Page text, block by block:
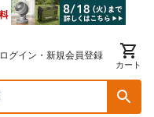
ログイン・新規会員登録
カート